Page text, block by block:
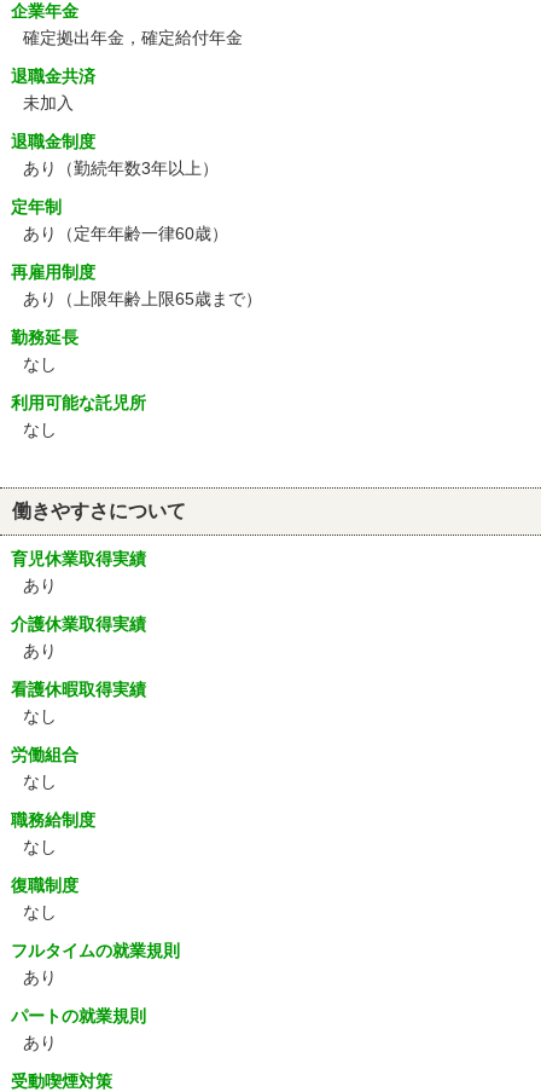
企業年金
確定拠出年金，確定給付年金
退職金共済
未加入
退職金制度
あり（勤続年数3年以上）
定年制
あり
（定年年齢一律60歳）
再雇用制度
あり
（上限年齢上限65歳まで）
勤務延長
なし
利用可能な託児所
なし
働きやすさについて
育児休業取得実績
あり
介護休業取得実績
あり
看護休暇取得実績
なし
労働組合
なし
職務給制度
なし
復職制度
なし
フルタイムの就業規則
あり
パートの就業規則
あり
受動喫煙対策